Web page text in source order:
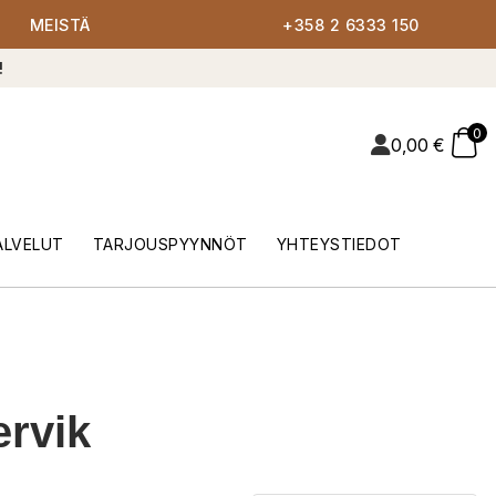
MEISTÄ +358 2 6333 150
0,00 €
0
TARJOUSPYYNNÖT YHTEYSTIEDOT